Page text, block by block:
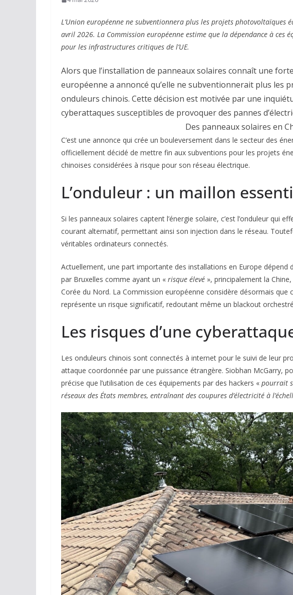
L’Union européenne ne subventionnera plus les projets photovoltaïques
avril 2026. La Commission européenne estime que la dépendance à ces
pour les infrastructures critiques de l’UE.
Alors que l’installation de panneaux solaires connaît une
européenne a annoncé qu’elle ne subventionnerait plus les
onduleurs chinois. Cette décision est motivée par une
cyberattaques susceptibles de provoquer des pannes
Des panneaux solaires en
C’est une annonce qui crée un bouleversement dans le secteur des
officiellement décidé de mettre fin aux subventions pour les projets
chinoises considérées à risque pour son réseau électrique.
L’onduleur : un maillon
Si les panneaux solaires captent l’énergie solaire, c’est l’onduleur qui
courant alternatif, permettant ainsi son injection dans le réseau.
véritables ordinateurs connectés.
Actuellement, une part importante des installations en Europe dépend
par Bruxelles comme ayant un « risque élevé », principalement la
Corée du Nord. La Commission européenne considère désormais que
représente un risque significatif, redoutant même un blackout
Les risques d’une
Les onduleurs chinois sont connectés à internet pour le suivi de leur
attaque coordonnée par une puissance étrangère. Siobhan McGarry,
précise que l’utilisation de ces équipements par des hackers « pourrait
réseaux des États membres, entraînant des coupures d’électricité à